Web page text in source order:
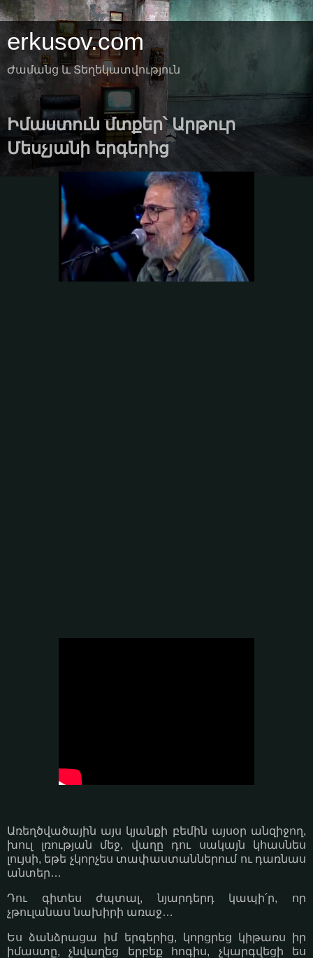
erkusov.com
Ժամանց և Տեղեկատվություն
Իմաստուն մտքեր՝ Արթուր
Մեսչյանի երգերից
Առեղծվածային այս կյանքի բեմին այսօր անզիջող,
խուլ լռության մեջ, վաղը դու սակայն կհասնես
լույսի, եթե չկորչես տափաստաններում ու դառնաս
անտեր…
Դու գիտես ժպտալ, նյարդերդ կապի՛ր, որ
չթուլանաս նախիրի առաջ…
Ես ձանձրացա իմ երգերից, կորցրեց կիթառս իր
իմաստը, չնվաղեց երբեք հոգիս, չկարգվեցի ես